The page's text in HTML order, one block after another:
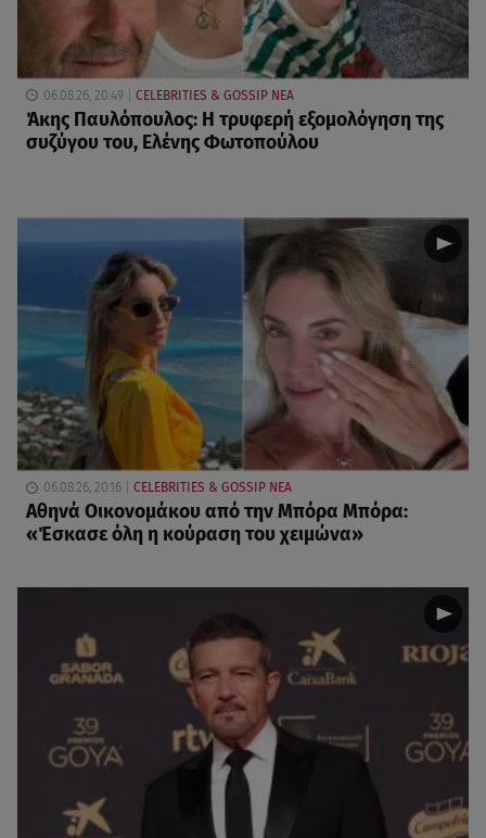
06.08.26, 20:49 CELEBRITIES & GOSSIP ΝΕΑ
Άκης Παυλόπουλος: Η τρυφερή εξομολόγηση της
συζύγου του, Ελένης Φωτοπούλου
06.08.26, 20:16 CELEBRITIES & GOSSIP ΝΕΑ
Αθηνά Οικονομάκου από την Μπόρα Μπόρα:
«Έσκασε όλη η κούραση του χειμώνα»